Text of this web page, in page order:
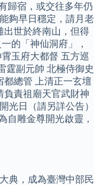
歸宿，或交往多年仍
夠早日穩定，請月老
出世於終南山，但得
的「神仙洞府」，
玉府大都督 五方巡
霆副元帥 北極侍御史
都總管 上清正一玄壇
負責祖廟天官武財神
光日（請另詳公告）
自雕金尊開光啟靈，
典，成為臺灣中部民